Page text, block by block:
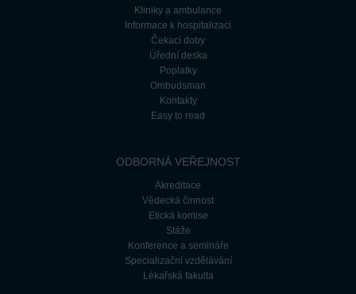
Kliniky a ambulance
Informace k hospitalizaci
Čekací doby
Úřední deska
Poplatky
Ombudsman
Kontakty
Easy to read
ODBORNÁ VEŘEJNOST
Akreditace
Vědecká činnost
Etická komise
Stáže
Konference a semináře
Specializační vzdělávání
Lékařská fakulta